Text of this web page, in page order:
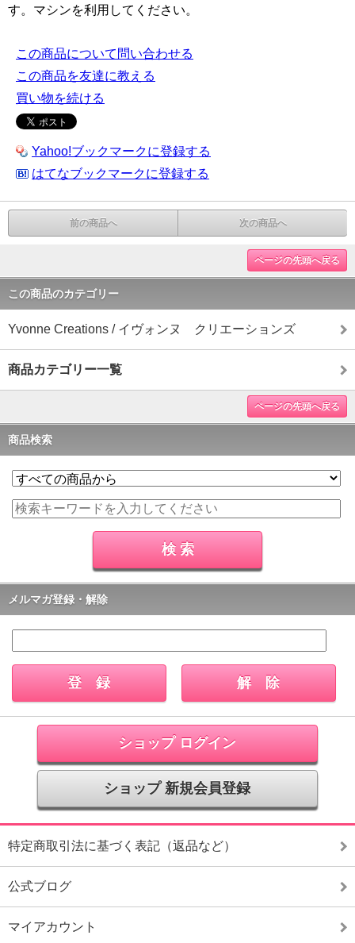
す。マシンを利用してください。
この商品について問い合わせる
この商品を友達に教える
買い物を続ける
Yahoo!ブックマークに登録する
はてなブックマークに登録する
前の商品へ 次の商品へ
ページの先頭へ戻る
この商品のカテゴリー
Yvonne Creations / イヴォンヌ クリエーションズ
商品カテゴリー一覧
ページの先頭へ戻る
商品検索
メルマガ登録・解除
ショップ ログイン
ショップ 新規会員登録
特定商取引法に基づく表記（返品など）
公式ブログ
マイアカウント